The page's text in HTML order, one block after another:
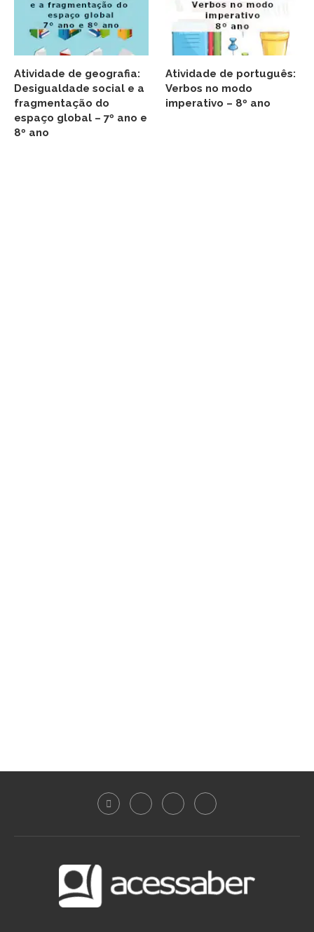
Atividade de geografia:
Desigualdade social e a
fragmentação do
espaço global – 7º ano e
8º ano
Atividade de português:
Verbos no modo
imperativo – 8º ano